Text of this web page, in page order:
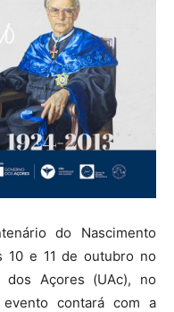
do Nascimento
10 e 11 de outubro no
dos Açores (UAc), no
contará com a